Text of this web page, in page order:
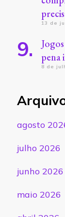
13 de
pena
8 de
agosto
julho 2026
junho 2026
maio 2026